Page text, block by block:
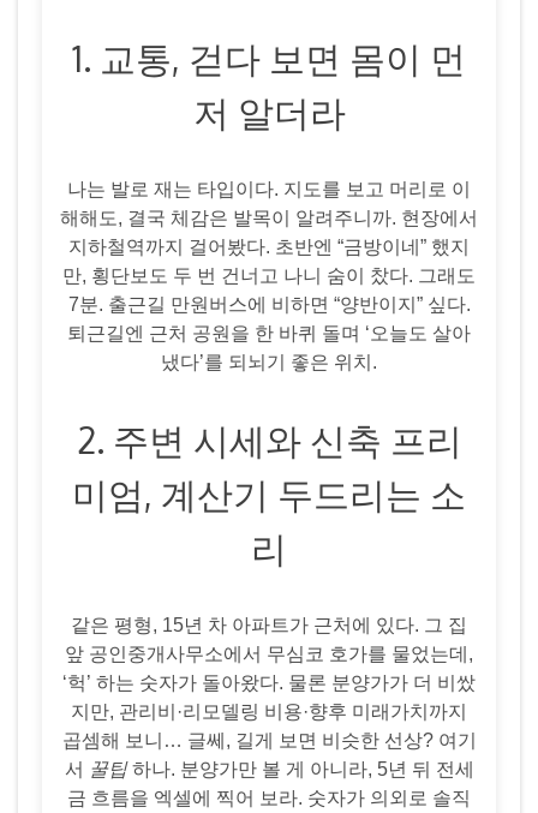
1. 교통, 걷다 보면 몸이 먼
저 알더라
나는 발로 재는 타입이다. 지도를 보고 머리로 이
해해도, 결국 체감은 발목이 알려주니까. 현장에서
지하철역까지 걸어봤다. 초반엔 “금방이네” 했지
만, 횡단보도 두 번 건너고 나니 숨이 찼다. 그래도
7분. 출근길 만원버스에 비하면 “양반이지” 싶다.
퇴근길엔 근처 공원을 한 바퀴 돌며 ‘오늘도 살아
냈다’를 되뇌기 좋은 위치.
2. 주변 시세와 신축 프리
미엄, 계산기 두드리는 소
리
같은 평형, 15년 차 아파트가 근처에 있다. 그 집
앞 공인중개사무소에서 무심코 호가를 물었는데,
‘헉’ 하는 숫자가 돌아왔다. 물론 분양가가 더 비쌌
지만, 관리비·리모델링 비용·향후 미래가치까지
곱셈해 보니… 글쎄, 길게 보면 비슷한 선상? 여기
서 꿀팁하나. 분양가만 볼 게 아니라, 5년 뒤 전세
금 흐름을 엑셀에 찍어 보라. 숫자가 의외로 솔직